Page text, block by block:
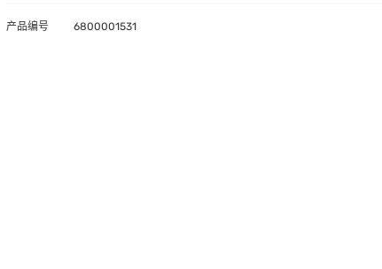
产品编号 6800001531